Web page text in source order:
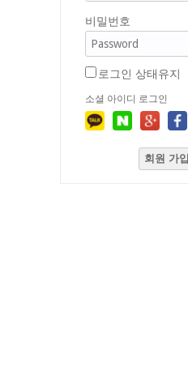
비밀번호
로그인 상태유지
소셜 아이디 로그인
회원 가입